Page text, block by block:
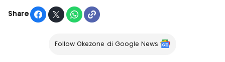
Share
Follow Okezone di Google News